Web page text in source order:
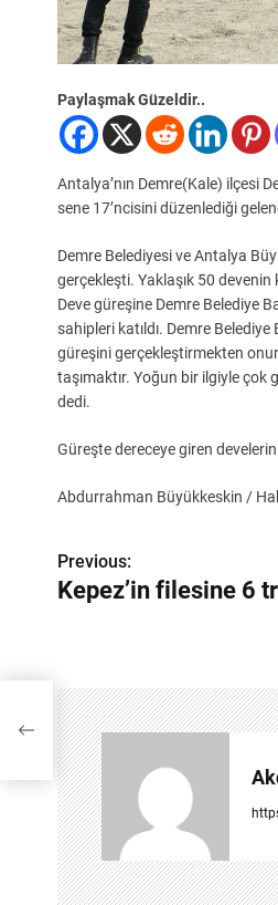
Paylaşmak Güzeldir..
Antalya’nın Demre(Kale) ilçesi
sene 17’ncisini düzenlediği
Demre Belediyesi ve Antalya
gerçekleşti. Yaklaşık 50
Deve güreşine Demre Belediye
sahipleri katıldı. Demre
güreşini gerçekleştirmekten
taşımaktır. Yoğun bir ilgiyle
dedi.
Güreşte dereceye giren
Abdurrahman Büyükkeskin /
Y
a
g
e
z
i
n
Previous:
Kepez’in filesine 6